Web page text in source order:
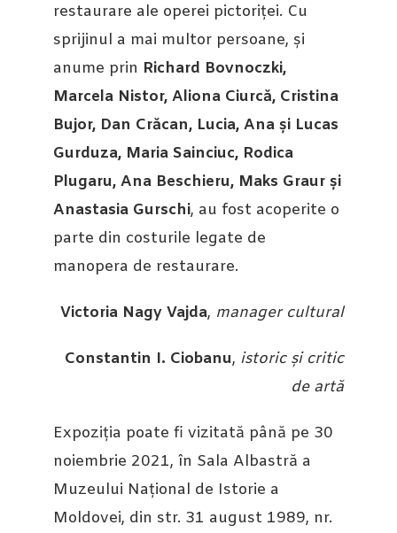
restaurare ale operei pictoriței. Cu
sprijinul a mai multor persoane, și
anume prin Richard Bovnoczki,
Marcela Nistor, Aliona Ciurcă, Cristina
Bujor, Dan Crăcan, Lucia, Ana și Lucas
Gurduza, Maria Sainciuc, Rodica
Plugaru, Ana Beschieru, Maks Graur și
Anastasia Gurschi, au fost acoperite o
parte din costurile legate de
manopera de restaurare.
Victoria Nagy Vajda, manager cultural
Constantin I. Ciobanu, istoric și critic
de artă
Expoziția poate fi vizitată până pe 30
noiembrie 2021, în Sala Albastră a
Muzeului Național de Istorie a
Moldovei, din str. 31 august 1989, nr.